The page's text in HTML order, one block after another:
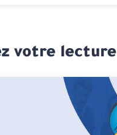
votre lecture